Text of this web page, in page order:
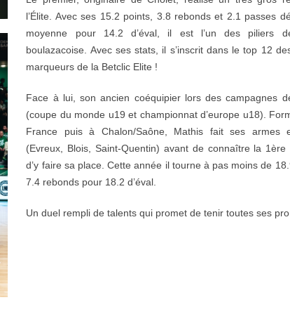
l’Élite. Avec ses 15.2 points, 3.8 rebonds et 2.1 passes
moyenne pour 14.2 d’éval, il est l’un des piliers
boulazacoise. Avec ses stats, il s’inscrit dans le top 12
marqueurs de la Betclic Elite !
Face à lui, son ancien coéquipier lors des campagnes
(coupe du monde u19 et championnat d’europe u18).
France puis à Chalon/Saône, Mathis fait ses armes
(Evreux, Blois, Saint-Quentin) avant de connaître la 1ère
d’y faire sa place. Cette année il tourne à pas moins de
7.4 rebonds pour 18.2 d’éval.
Un duel rempli de talents qui promet de tenir toutes ses